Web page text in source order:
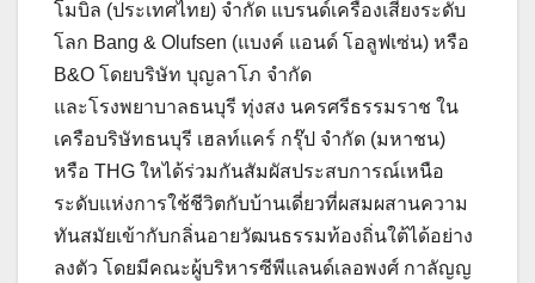
โมบิล (ประเทศไทย) จำกัด แบรนด์เครื่องเสียงระดับ
โลก Bang & Olufsen (แบงค์ แอนด์ โอลูฟเซ่น) หรือ
B&O โดยบริษัท บุญลาโภ จำกัด
และโรงพยาบาลธนบุรี ทุ่งสง นครศรีธรรมราช ใน
เครือบริษัทธนบุรี เฮลท์แคร์ กรุ๊ป จำกัด (มหาชน)
หรือ THG ใหได้ร่วมกันสัมผัสประสบการณ์เหนือ
ระดับแห่งการใช้ชีวิตกับบ้านเดี่ยวที่ผสมผสานความ
ทันสมัยเข้ากับกลิ่นอายวัฒนธรรมท้องถิ่นใต้ได้อย่าง
ลงตัว โดยมีคณะผู้บริหารซีพีแลนด์เลอพงศ์ กาลัญญ